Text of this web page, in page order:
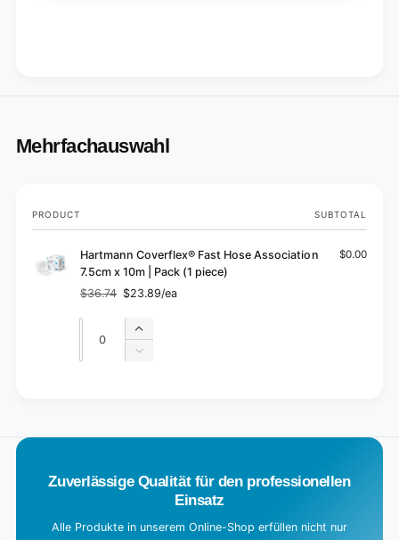
Mehrfachauswahl
Your
cart
PRODUCT SUBTOTAL
Hartmann Coverflex® Fast Hose Association
7.5cm x 10m | Pack (1 piece)
Regular
price
$36.74
Sale
price
$23.89/ea
$0.00
Quantity
Increase
quantity
Decrease
a
Zuverlässige Qualität für den professionellen
Einsatz
Alle Produkte in unserem Online-Shop erfüllen nicht nur